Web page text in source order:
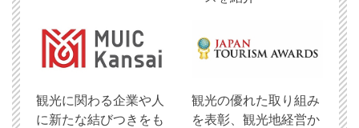
観光に関わる企業や人
に新たな結びつきをも
観光の優れた取り組み
を表彰、観光地経営か